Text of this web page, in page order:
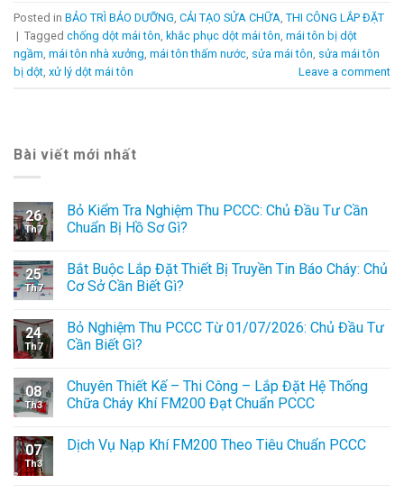
Posted in BẢO TRÌ BẢO DƯỠNG CẢI TẠO SỬA CHỮA THI CÔNG LẮP ĐẶT
| Tagged chống dột mái tôn khắc phục dột mái tôn mái tôn bị dột
ngầm mái tôn nhà xưởng mái tôn thấm nước sửa mái tôn sửa mái tôn
bị dột xử lý dột mái tôn Leave a comment
Bài viết mới nhất
26
Th7
Bỏ Kiểm Tra Nghiệm Thu PCCC: Chủ Đầu Tư Cần
Chuẩn Bị Hồ Sơ Gì?
25
Th7
Bắt Buộc Lắp Đặt Thiết Bị Truyền Tin Báo Cháy: Chủ
Cơ Sở Cần Biết Gì?
24
Th7
Bỏ Nghiệm Thu PCCC Từ 01/07/2026: Chủ Đầu Tư
Cần Biết Gì?
08
Th3
Chuyên Thiết Kế – Thi Công – Lắp Đặt Hệ Thống
Chữa Cháy Khí FM200 Đạt Chuẩn PCCC
07
Th3
Dịch Vụ Nạp Khí FM200 Theo Tiêu Chuẩn PCCC